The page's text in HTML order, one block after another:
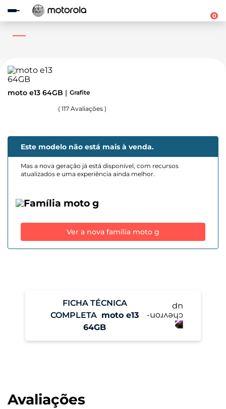
Observação:
este
site
acessibilidade.
0
moto e13 64GB Grafite
( 117 Avaliações )
Este modelo não está mais à venda.
Mas a nova geração já está disponível, com recursos
atualizados e uma experiência ainda melhor.
Família moto g
Ver a nova família moto g
FICHA TÉCNICA
COMPLETA moto e13
64GB
Android 13 Go
Avaliações